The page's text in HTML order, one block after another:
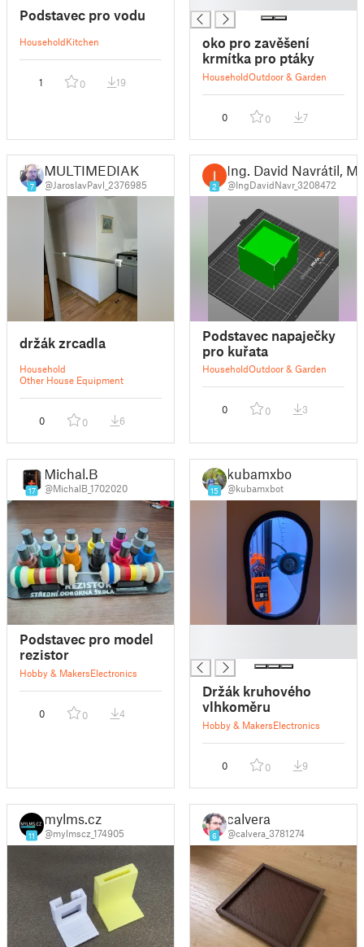
Podstavec pro vodu
HouseholdKitchen
1 0 19
oko pro zavěšení
krmítka pro ptáky
HouseholdOutdoor & Garden
0 0 7
7
MULTIMEDIAK
@JaroslavPavl_2376985
držák zrcadla
Household
Other House Equipment
0 0 6
2
Ing. David Navrátil,
@IngDavidNavr_3208472
Podstavec napaječky
pro kuřata
HouseholdOutdoor & Garden
0 0 3
17
Michal.B
@MichalB_1702020
Podstavec pro model
rezistor
Hobby & MakersElectronics
0 0 4
15
kubamxbot
@kubamxbot
Držák kruhového
vlhkoměru
Hobby & MakersElectronics
0 0 9
11
mylms.cz
@mylmscz_174905 6
calvera
@calvera_3781274